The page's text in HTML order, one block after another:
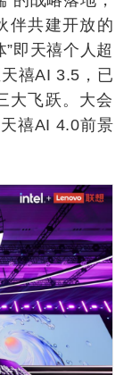
伴共建开放的
即天禧个人超
禧AI 3.5，已
大飞跃。大会
天禧AI 4.0前景